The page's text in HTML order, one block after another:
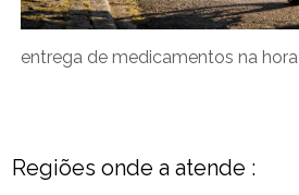
entrega de medicamentos na hora
Regiões onde a atende :